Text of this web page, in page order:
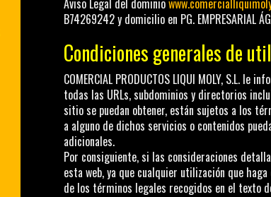
Aviso Legal del dominio
B74269242y domicilio en PG. EMPRESARIAL
Condiciones generales de
COMERCIAL PRODUCTOS LIQUI MOLY, S.L.le
todas las URLs, subdominios y directorios
sitio se puedan obtener, están sujetos a los
a alguno de dichos servicios o contenidos
adicionales.
Por consiguiente, si las consideraciones
esta web, ya que cualquier utilización que
de los términos legales recogidos en el texto